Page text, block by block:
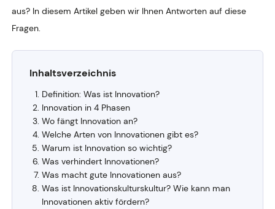
aus? In diesem Artikel geben wir Ihnen Antworten auf diese
Fragen.
Inhaltsverzeichnis
Definition: Was ist Innovation?
Innovation in 4 Phasen
Wo fängt Innovation an?
Welche Arten von Innovationen gibt es?
Warum ist Innovation so wichtig?
Was verhindert Innovationen?
Was macht gute Innovationen aus?
Was ist Innovationskulturskultur? Wie kann man
Innovationen aktiv fördern?